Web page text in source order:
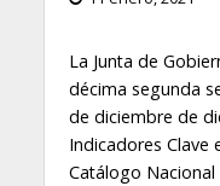
La Junta de
décima segunda
de diciembre de
Indicadores Clave
Catálogo